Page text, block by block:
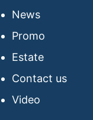
News
Promo
Estate
Contact us
Video